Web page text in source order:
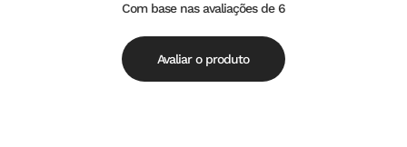
Avaliação
5.00de
5
Com base nas avaliações de 6
Avaliar o produto